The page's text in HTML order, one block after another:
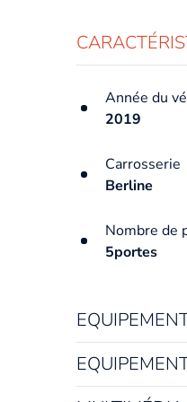
Année du
2019
Carrosserie
Berline
Nombre de
5portes